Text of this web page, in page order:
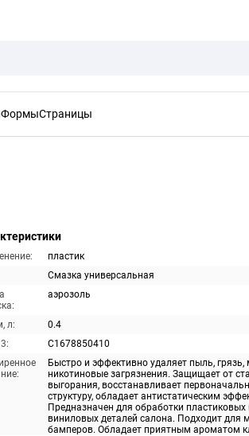
ФормыСтраницы
пластик
Смазка универсальная
аэрозоль
л:
0.4
C1678850410
Быстро и эффективно удаляет пыль, грязь,
никотиновые загрязнения. Защищает от
выгорания, восстанавливает
структуру, обладает антистатическим
Предназначен для обработки пластиковых
виниловых деталей салона. Подходит для
бамперов. Обладает приятным ароматом